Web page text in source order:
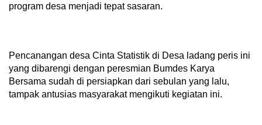
program desa menjadi tepat sasaran.
Pencanangan desa Cinta Statistik di Desa ladang peris ini
yang dibarengi dengan peresmian Bumdes Karya
Bersama sudah di persiapkan dari sebulan yang lalu,
tampak antusias masyarakat mengikuti kegiatan ini.